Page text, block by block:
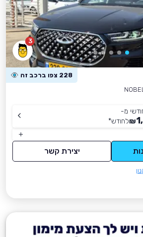
3
228 צפו ברכב זה
NOBEL
מ-
₪לחודש*
יצירת קשר